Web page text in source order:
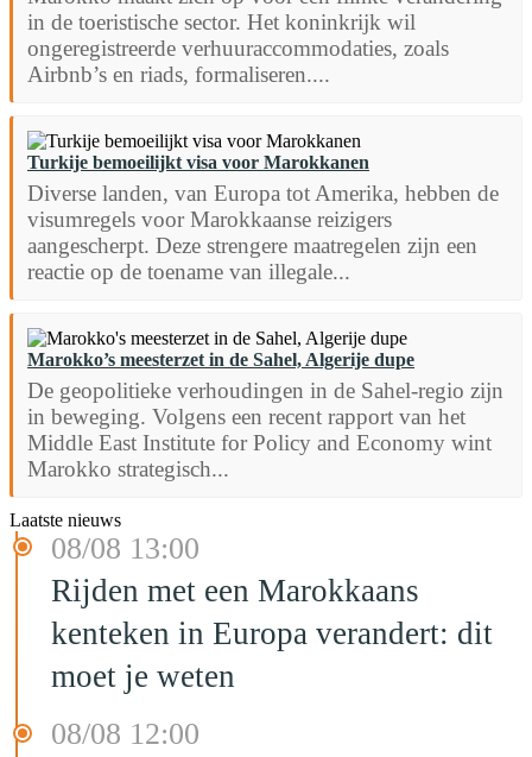
in de toeristische sector. Het koninkrijk wil
ongeregistreerde verhuuraccommodaties, zoals
Airbnb’s en riads, formaliseren....
Turkije bemoeilijkt visa voor Marokkanen
Diverse landen, van Europa tot Amerika, hebben de
visumregels voor Marokkaanse reizigers
aangescherpt. Deze strengere maatregelen zijn een
reactie op de toename van illegale...
Marokko’s meesterzet in de Sahel, Algerije dupe
De geopolitieke verhoudingen in de Sahel-regio zijn
in beweging. Volgens een recent rapport van het
Middle East Institute for Policy and Economy wint
Marokko strategisch...
Laatste nieuws
08/08 13:00
Rijden met een Marokkaans
kenteken in Europa verandert: dit
moet je weten
08/08 12:00